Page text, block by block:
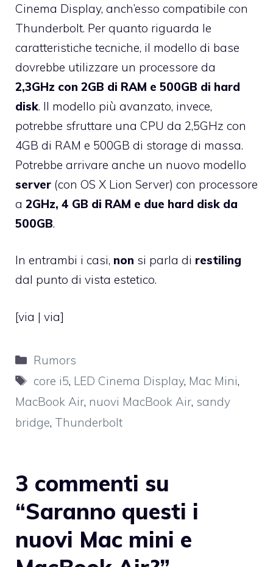
Cinema Display, anch’esso compatibile con
Thunderbolt. Per quanto riguarda le
caratteristiche tecniche, il modello di base
dovrebbe utilizzare un processore da
2,3GHz con 2GB di RAM e 500GB di hard
disk. Il modello più avanzato, invece,
potrebbe sfruttare una CPU da 2,5GHz con
4GB di RAM e 500GB di storage di massa.
Potrebbe arrivare anche un nuovo modello
server (con OS X Lion Server) con processore
a 2GHz, 4 GB di RAM e due hard disk da
500GB.
In entrambi i casi, non si parla di restiling
dal punto di vista estetico.
[via | via]
Categorie
Rumors
Tag
core i5, LED Cinema Display, Mac Mini,
MacBook Air, nuovi MacBook Air, sandy
bridge, Thunderbolt
3 commenti su
“Saranno questi i
nuovi Mac mini e